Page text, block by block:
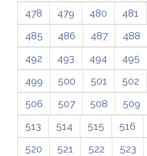
478 479 480 481
485
486 487 488
492
493 494 495
499
500 501 502
506
507 508 509
513
514 515 516
520
521 522 523